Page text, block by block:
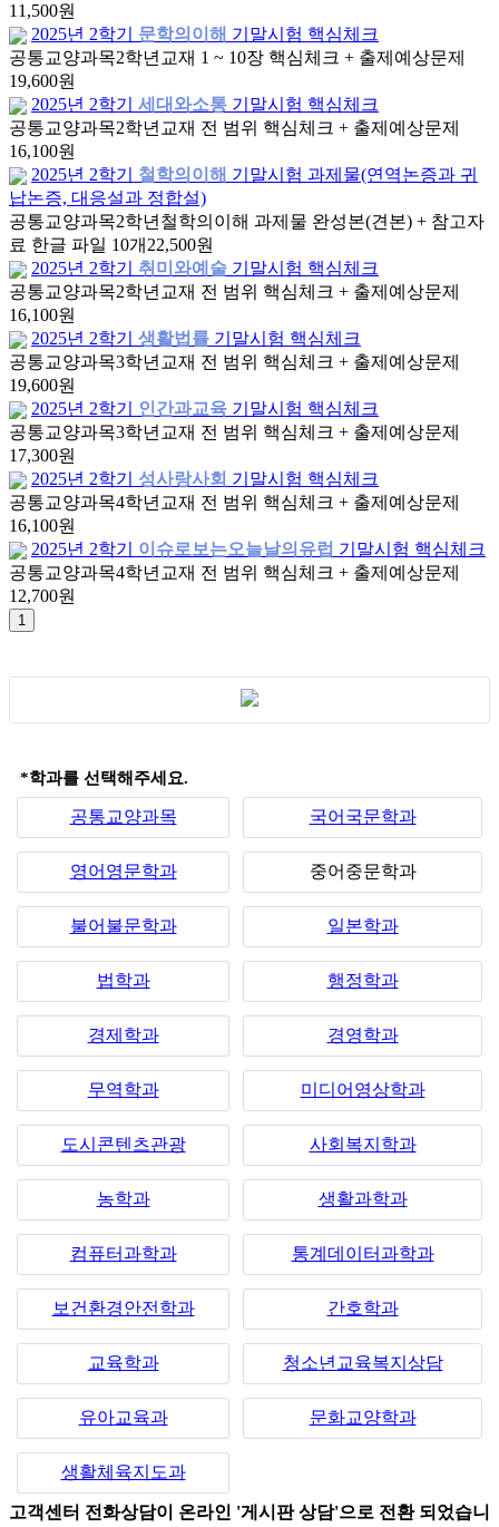
11,500원
2025년 2학기
문학의이해 기말시험 핵심체크
공통교양과목2학년 교재 1 ~ 10장 핵심체크 + 출제예상문제
19,600원
2025년 2학기
세대와소통 기말시험 핵심체크
공통교양과목2학년 교재 전 범위 핵심체크 + 출제예상문제
16,100원
2025년 2학기
철학의이해 기말시험 과제물(연역논증과 귀
납논증, 대응설과 정합설)
공통교양과목2학년 철학의이해 과제물 완성본(견본) + 참고자
료 한글 파일 10개 22,500원
2025년 2학기
취미와예술 기말시험 핵심체크
공통교양과목2학년 교재 전 범위 핵심체크 + 출제예상문제
16,100원
2025년 2학기
생활법률 기말시험 핵심체크
공통교양과목3학년 교재 전 범위 핵심체크 + 출제예상문제
19,600원
2025년 2학기
인간과교육 기말시험 핵심체크
공통교양과목3학년 교재 전 범위 핵심체크 + 출제예상문제
17,300원
2025년 2학기
성사랑사회 기말시험 핵심체크
공통교양과목4학년 교재 전 범위 핵심체크 + 출제예상문제
16,100원
2025년 2학기
이슈로보는오늘날의유럽 기말시험 핵심체크
공통교양과목4학년 교재 전 범위 핵심체크 + 출제예상문제
12,700원
*학과를 선택해주세요.
공통교양과목 국어국문학과
영어영문학과 중어중문학과
불어불문학과 일본학과
법학과 행정학과
경제학과 경영학과
무역학과 미디어영상학과
도시콘텐츠관광 사회복지학과
농학과 생활과학과
컴퓨터과학과 통계데이터과학과
보건환경안전학과 간호학과
교육학과 청소년교육복지상담
유아교육과 문화교양학과
생활체육지도과
고객센터 전화상담이 온라인 '게시판 상담'으로 전환 되었습니